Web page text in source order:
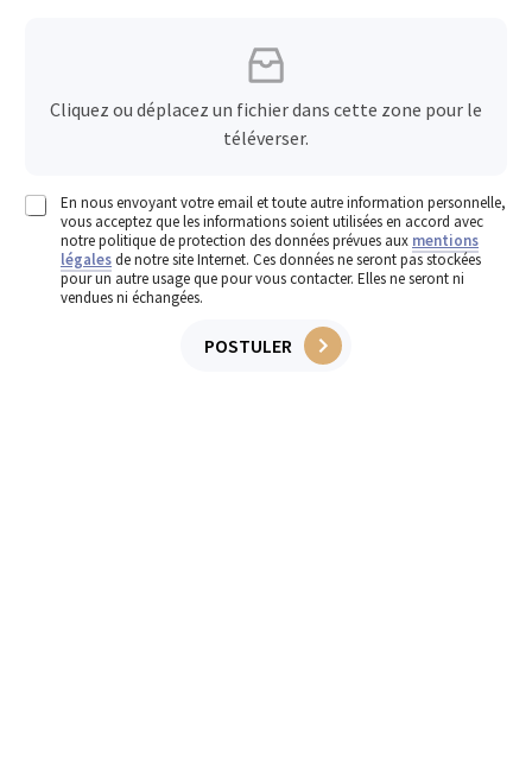
s
Cliquez ou déplacez un fichier dans cette zone pour le
téléverser.
En nous envoyant votre email et toute autre information personnelle,
vous acceptez que les informations soient utilisées en accord avec
notre politique de protection des données prévues aux mentions
légalesde notre site Internet. Ces données ne seront pas stockées
pour un autre usage que pour vous contacter. Elles ne seront ni
vendues ni échangées.
POSTULER